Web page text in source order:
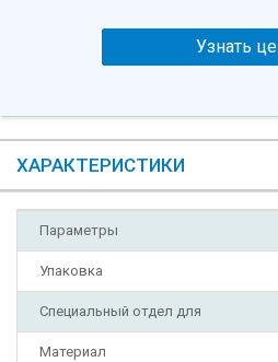
Узнать
ХАРАКТЕРИСТИКИ
Параметры
Упаковка
Специальный отдел для
Материал